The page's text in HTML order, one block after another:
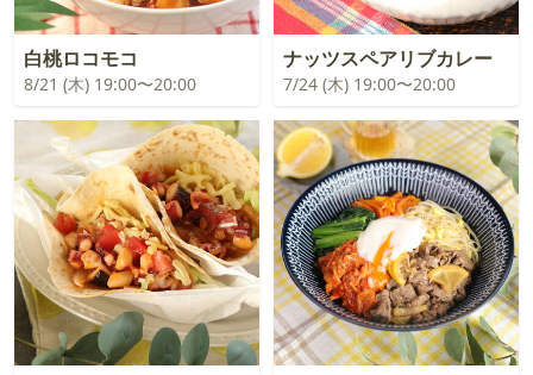
白桃ロコモコ
8/21 (木) 19:00〜20:00
ナッツスペアリブカレー
7/24 (木) 19:00〜20:00